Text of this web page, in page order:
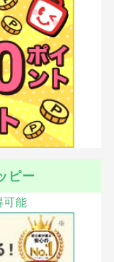
ピー
可能